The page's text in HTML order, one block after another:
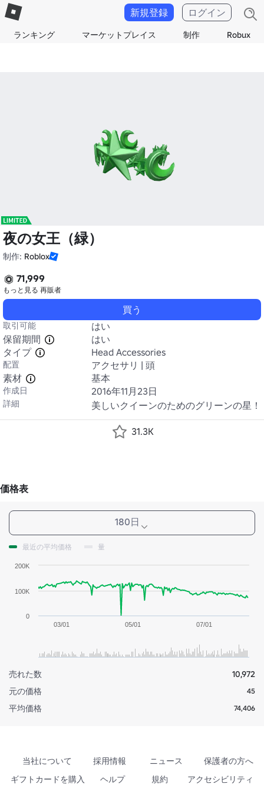
ランキング マーケットプレイス 制作 Robux
新規登録 ログイン
夜の女王（緑）
制作: Roblox
71,999
もっと見る 再販者
買う
取引可能
はい
保留期間
はい
タイプ
Head Accessories
配置
アクセサリ | 頭
素材
基本
作成日 2016年11月23日
詳細 美しいクイーンのためのグリーンの星！
31.3K
価格表
180日
最近の平均価格 量
03/01 05/01 07/01
0
100K
200K
売れた数
10,972
元の価格
45
平均価格 74,406
当社について 採用情報 ニュース
保護者の方へ
ギフトカードを購入
ヘルプ 規約
アクセシビリティ